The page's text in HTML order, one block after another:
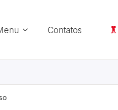
Contatos